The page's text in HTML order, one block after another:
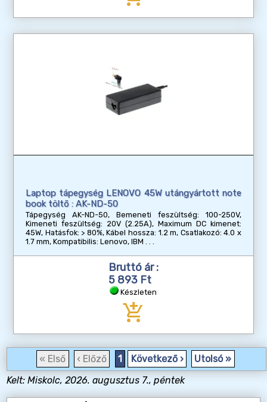
Laptop tápegység LENOVO 45W utángyártott note
book töltő : AK-ND-50
Tápegység AK-ND-50, Bemeneti feszültség: 100-250V,
Kimeneti feszültség: 20V (2.25A), Maximum DC kimenet:
45W, Hatásfok: > 80%, Kábel hossza: 1.2 m, Csatlakozó: 4.0 x
1.7 mm, Kompatibilis: Lenovo, IBM
Bruttó ár :
5 893 Ft
Készleten
add_shopping_cart
« Első ‹ Előző 1 Következő ›
Utolsó »
Kelt: Miskolc, 2026. augusztus 7., péntek